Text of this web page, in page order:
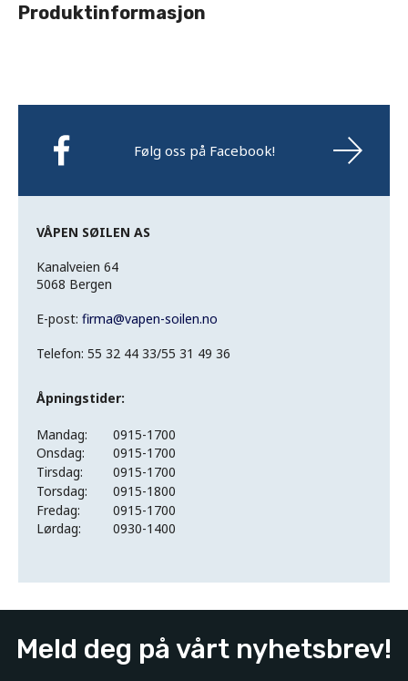
Produktinformasjon
Følg oss på Facebook!
VÅPEN SØILEN AS
Kanalveien 64
5068 Bergen
E-post: firma@vapen-soilen.no
Telefon: 55 32 44 33/55 31 49 36
Åpningstider:
Mandag:
0915-1700
Onsdag:
0915-1700
Tirsdag:
0915-1700
Torsdag:
0915-1800
Fredag:
0915-1700
Lørdag:
0930-1400
Meld deg på vårt nyhetsbrev!